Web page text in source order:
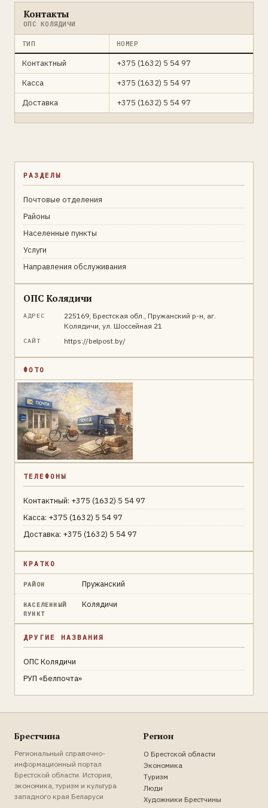
Контакты
ОПС КОЛЯДИЧИ
ТИП НОМЕР
Контактный
+375 (1632) 5 54 97
Касса
+375 (1632) 5 54 97
Доставка
+375 (1632) 5 54 97
РАЗДЕЛЫ
Почтовые отделения
Районы
Населенные пункты
Услуги
Направления обслуживания
ОПС Колядичи
АДРЕС
225169, Брестская обл., Пружанский р-н, аг.
Колядичи, ул. Шоссейная 21
САЙТ https://belpost.by/
ФОТО
ТЕЛЕФОНЫ
Контактный: +375 (1632) 5 54 97
Касса: +375 (1632) 5 54 97
Доставка: +375 (1632) 5 54 97
КРАТКО
РАЙОН Пружанский
НАСЕЛЕННЫЙ
ПУНКТ
Колядичи
ДРУГИЕ НАЗВАНИЯ
ОПС Колядичи
РУП «Белпочта»
Брестчина
Региональный справочно-
информационный портал
Брестской области. История,
экономика, туризм и культура
западного края Беларуси
Регион
О Брестской области
Экономика
Туризм
Люди
Художники Брестчины